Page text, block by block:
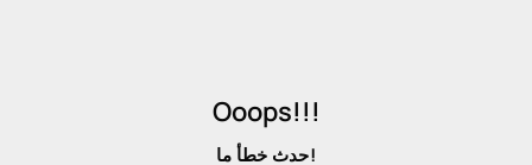
Ooops!!!
حدث خطأ ما!